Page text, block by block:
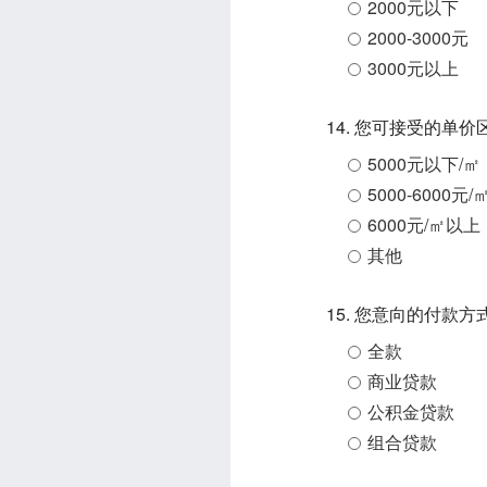
2000元以下
2000-3000元
3000元以上
14. 您可接受的单价
5000元以下/㎡
5000-6000元/㎡
6000元/㎡以上
其他
15. 您意向的付款方
全款
商业贷款
公积金贷款
组合贷款